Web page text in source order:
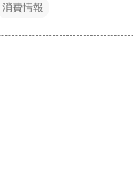
消費情報